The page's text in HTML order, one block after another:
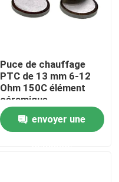
Puce de chauffage
PTC de 13 mm 6-12
Ohm 150C élément
céramique
envoyer une